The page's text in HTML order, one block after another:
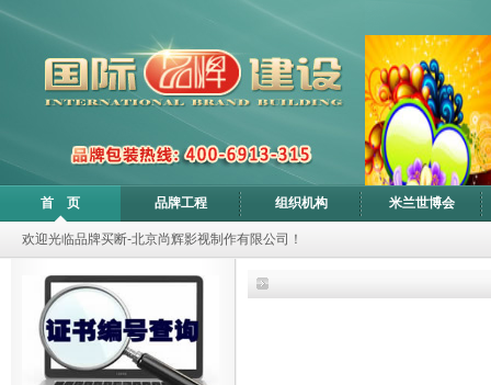
首 页 品牌工程 组织机构 米兰世博会
欢迎光临品牌买断-北京尚辉影视制作有限公司！